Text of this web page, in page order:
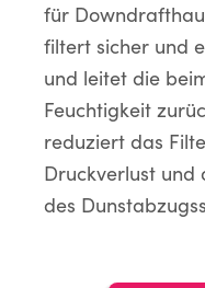
für
filtert sicher und
und leitet die
Feuchtigkeit
reduziert das
Druckverlust und
des